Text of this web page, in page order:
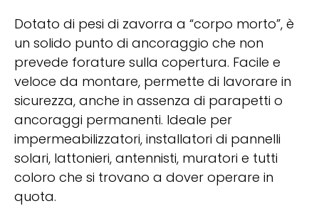
Dotato di pesi di zavorra a “corpo morto”, è
un solido punto di ancoraggio che non
prevede forature sulla copertura. Facile e
veloce da montare, permette di lavorare in
sicurezza, anche in assenza di parapetti o
ancoraggi permanenti. Ideale per
impermeabilizzatori, installatori di pannelli
solari, lattonieri, antennisti, muratori e tutti
coloro che si trovano a dover operare in
quota.